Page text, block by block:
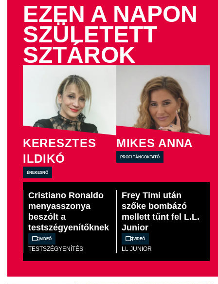
EZEN A NAPON
SZÜLETETT
SZTÁROK
KERESZTES
ILDIKÓ
énekesnő
MIKES ANNA
profi táncoktató
Cristiano Ronaldo
menyasszonya
beszólt a
testszégyenítőknek
Videó
TESTSZÉGYENÍTÉS
Frey Timi után
szőke bombázó
mellett tűnt fel L.L.
Junior
Videó
LL JUNIOR